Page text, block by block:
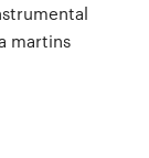
martins